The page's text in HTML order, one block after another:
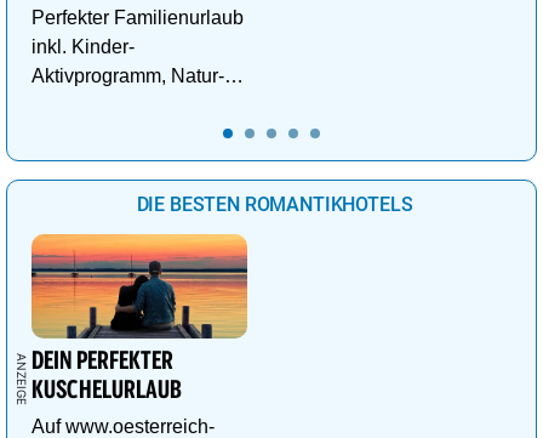
Perfekter Familienurlaub
inkl. Kinder-
Aktivprogramm, Natur-
uvm.
DIE BESTEN ROMANTIKHOTELS
DEIN PERFEKTER
KUSCHELURLAUB
Auf www.oesterreich-